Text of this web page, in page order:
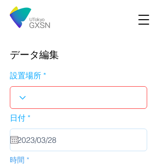
データ編集
設置場所
日付 *r
u
i
時間